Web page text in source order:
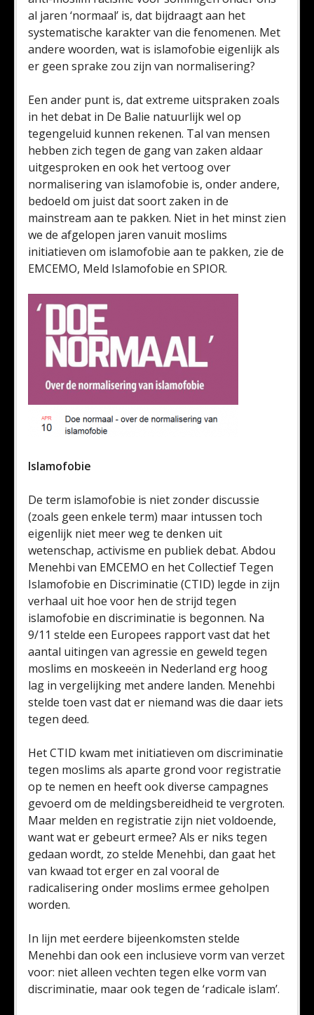
al jaren ‘normaal’ is, dat bijdraagt aan het
systematische karakter van die fenomenen. Met
andere woorden, wat is islamofobie eigenlijk als
er geen sprake zou zijn van normalisering?
Een ander punt is, dat extreme uitspraken zoals
in het debat in De Balie natuurlijk wel op
tegengeluid kunnen rekenen. Tal van mensen
hebben zich tegen de gang van zaken aldaar
uitgesproken en ook het vertoog over
normalisering van islamofobie is, onder andere,
bedoeld om juist dat soort zaken in de
mainstream aan te pakken. Niet in het minst zien
we de afgelopen jaren vanuit moslims
initiatieven om islamofobie aan te pakken, zie de
EMCEMO, Meld Islamofobie en SPIOR.
Islamofobie
De term islamofobie is niet zonder discussie
(zoals geen enkele term) maar intussen toch
eigenlijk niet meer weg te denken uit
wetenschap, activisme en publiek debat. Abdou
Menehbi van EMCEMO en het Collectief Tegen
Islamofobie en Discriminatie (CTID) legde in zijn
verhaal uit hoe voor hen de strijd tegen
islamofobie en discriminatie is begonnen. Na
9/11 stelde een Europees rapport vast dat het
aantal uitingen van agressie en geweld tegen
moslims en moskeeën in Nederland erg hoog
lag in vergelijking met andere landen. Menehbi
stelde toen vast dat er niemand was die daar iets
tegen deed.
Het CTID kwam met initiatieven om discriminatie
tegen moslims als aparte grond voor registratie
op te nemen en heeft ook diverse campagnes
gevoerd om de meldingsbereidheid te vergroten.
Maar melden en registratie zijn niet voldoende,
want wat er gebeurt ermee? Als er niks tegen
gedaan wordt, zo stelde Menehbi, dan gaat het
van kwaad tot erger en zal vooral de
radicalisering onder moslims ermee geholpen
worden.
In lijn met eerdere bijeenkomsten stelde
Menehbi dan ook een inclusieve vorm van verzet
voor: niet alleen vechten tegen elke vorm van
discriminatie, maar ook tegen de ‘radicale islam’.